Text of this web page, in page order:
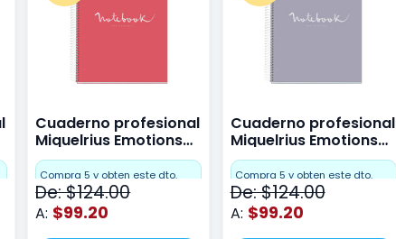
Cuaderno profesional
Miquelrius Emotions
raya 80 hojas Coral
Compra 5 y obten este dto.
De: $124.00
A: $99.20
Cuaderno profesional
Miquelrius Emotions
raya 80 hojas Gris
Compra 5 y obten este dto.
De: $124.00
A: $99.20